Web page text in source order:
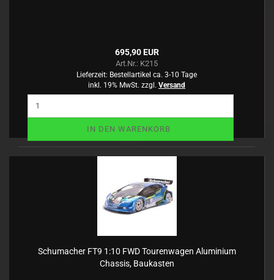
695,90 EUR
Art.Nr.: K215
Lieferzeit: Bestellartikel ca. 3-10 Tage
inkl. 19% MwSt. zzgl. Versand
IN DEN WARENKORB
Schumacher FT9 1:10 FWD Tourenwagen Aluminium
Chassis, Baukasten